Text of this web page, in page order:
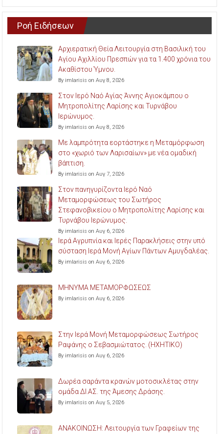
Ροή Ειδήσεων
Αρχιερατική Θεία Λειτουργία στη Βασιλική του
Αγίου Αχιλλίου Πρεσπών για τα 1.400 χρόνια του
Ακαθίστου Ύμνου.
By imlarisis on Αυγ 8, 2026
Στον Ιερό Ναό Αγίας Άννης Αγιοκάμπου ο
Μητροπολίτης Λαρίσης και Τυρνάβου
Ιερώνυμος.
By imlarisis on Αυγ 8, 2026
Με λαμπρότητα εορτάστηκε η Μεταμόρφωση
στο «χωριό των Λαρισαίων» με νέα ομαδική
βάπτιση.
By imlarisis on Αυγ 7, 2026
Στον πανηγυρίζοντα Ιερό Ναό
Μεταμορφώσεως του Σωτήρος
Στεφανοβικείου ο Μητροπολίτης Λαρίσης και
Τυρνάβου Ιερώνυμος.
By imlarisis on Αυγ 6, 2026
Ιερά Αγρυπνία και Ιερές Παρακλήσεις στην υπό
σύσταση Ιερά Μονή Αγίων Πάντων Αμυγδαλέας.
By imlarisis on Αυγ 6, 2026
ΜΗΝΥΜΑ ΜΕΤΑΜΟΡΦΩΣΕΩΣ
By imlarisis on Αυγ 6, 2026
Στην Ιερά Μονή Μεταμορφώσεως Σωτήρος
Ραψάνης ο Σεβασμιώτατος. (ΗΧΗΤΙΚΟ)
By imlarisis on Αυγ 6, 2026
Δωρέα σαράντα κρανών μοτοσικλέτας στην
ομάδα ΔΙ.ΑΣ. της Άμεσης Δράσης.
By imlarisis on Αυγ 5, 2026
ΑΝΑΚΟΙΝΩΣΗ: Λειτουργία των Γραφείων της